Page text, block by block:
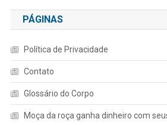
PÁGINAS
Política de Privacidade
Contato
Glossário do Corpo
Moça da roça ganha dinheiro com